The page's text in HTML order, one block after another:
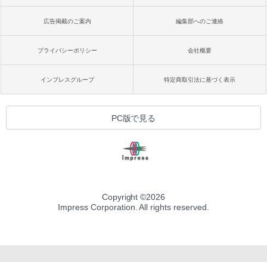
広告掲載のご案内 編集部へのご連絡
プライバシーポリシー 会社概要
インプレスグループ 特定商取引法に基づく表示
PC版で見る
Copyright ©2026
Impress Corporation. All rights reserved.